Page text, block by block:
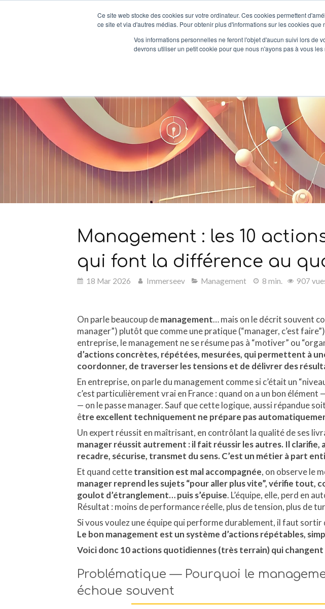
Ce site web stocke des cookies sur votre ordinateur. Ces cookies permettent
ce site et via d'autres médias. Pour obtenir plus d'informations sur les cookies
Vos informations personnelles ne feront l'objet d'aucun suivi lors de
devrons utiliser un petit cookie pour que nous n'ayons pas à vous les
Accueil Formations
Management : les 10
qui font la différence au
18 Mar 2026 Immerseev Management 8 min. 907
On parle beaucoup demanagement… mais on le décrit souvent
manager”) plutôt que comme une pratique (“manager, c’est
entreprise, le management ne se résume pas à “motiver” ou
d’actions concrètes, répétées, mesurées, qui permettent à
coordonner, de traverser les tensions et de délivrer des
En entreprise, on parle du management comme si c’était un
c’est particulièrement vrai en France : quand on a un bon
— on le passe manager. Sauf que cette logique, aussi répandue
être excellent techniquement ne prépare pas
Un expert réussit en maîtrisant, en contrôlant la qualité de ses
manager réussit autrement : il fait réussir les autres. Il clarifie,
recadre, sécurise, transmet du sens. C’est un métier à part
Et quand cettetransition est mal accompagnée, on observe le
manager reprend les sujets “pour aller plus vite”, vérifie tout,
goulot d’étranglement… puis s’épuise. L’équipe, elle, perd en
Résultat : moins de performance réelle, plus de tension, plus de
Si vous voulez une équipe qui performe durablement, il faut sortir
Le bon management est un système d’actions répétables,
Voici donc 10 actions quotidiennes (très terrain) qui
Problématique — Pourquoi le
échoue souvent